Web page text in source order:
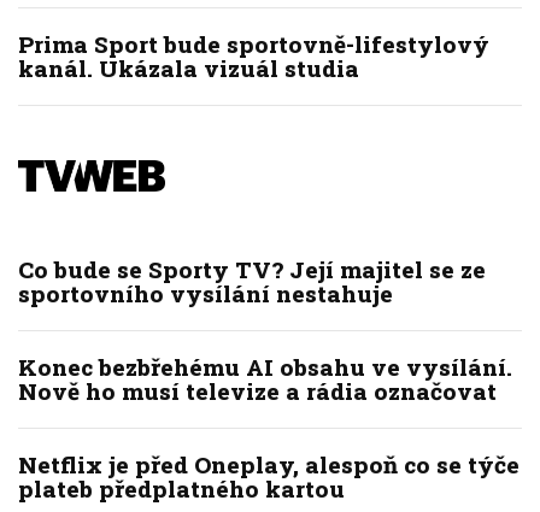
Prima Sport bude sportovně-lifestylový
kanál. Ukázala vizuál studia
Co bude se Sporty TV? Její majitel se ze
sportovního vysílání nestahuje
Konec bezbřehému AI obsahu ve vysílání.
Nově ho musí televize a rádia označovat
Netflix je před Oneplay, alespoň co se týče
plateb předplatného kartou